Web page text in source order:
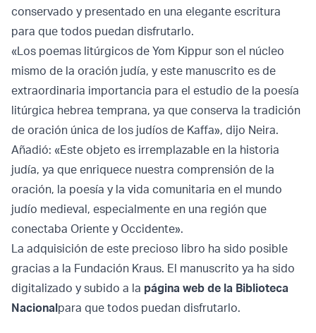
conservado y presentado en una elegante escritura
para que todos puedan disfrutarlo.
«Los poemas litúrgicos de Yom Kippur son el núcleo
mismo de la oración judía, y este manuscrito es de
extraordinaria importancia para el estudio de la poesía
litúrgica hebrea temprana, ya que conserva la tradición
de oración única de los judíos de Kaffa», dijo Neira.
Añadió: «Este objeto es irremplazable en la historia
judía, ya que enriquece nuestra comprensión de la
oración, la poesía y la vida comunitaria en el mundo
judío medieval, especialmente en una región que
conectaba Oriente y Occidente».
La adquisición de este precioso libro ha sido posible
gracias a la Fundación Kraus. El manuscrito ya ha sido
digitalizado y subido a la página web de la Biblioteca
Nacionalpara que todos puedan disfrutarlo.